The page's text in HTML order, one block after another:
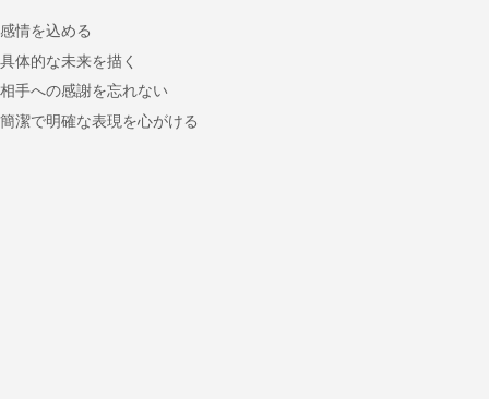
感情を込める
具体的な未来を描く
相手への感謝を忘れない
簡潔で明確な表現を心がける